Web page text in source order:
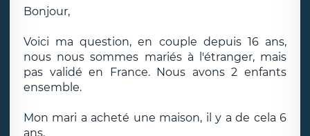
Bonjour,
Voici ma question, en couple depuis 16 ans,
nous nous sommes mariés à l'étranger, mais
pas validé en France. Nous avons 2 enfants
ensemble.
Mon mari a acheté une maison, il y a de cela 6
ans.